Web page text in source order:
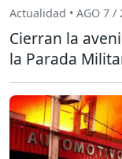
Actualidad • AGO 7 /
Cierran la
la Parada